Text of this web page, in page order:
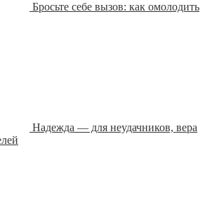
Бросьте себе вызов: как омолодить
Надежда — для неудачников, вера